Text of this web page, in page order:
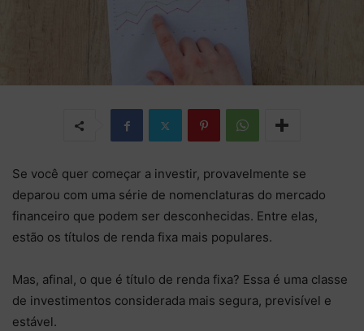
Se você quer começar a investir, provavelmente se
deparou com uma série de nomenclaturas do mercado
financeiro que podem ser desconhecidas. Entre elas,
estão os títulos de renda fixa mais populares.
Mas, afinal, o que é título de renda fixa? Essa é uma classe
de investimentos considerada mais segura, previsível e
estável.